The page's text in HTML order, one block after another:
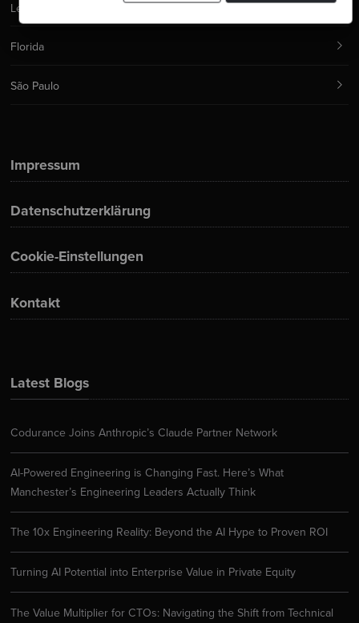
Latest Blogs
Codurance Joins Anthropic’s Claude Partner Network
AI-Powered Engineering is Changing Fast. Here’s What
Manchester’s Engineering Leaders Actually Think
The 10x Engineering Reality: Beyond the AI Hype to Proven ROI
Turning AI Potential into Enterprise Value in Private Equity
The Value Multiplier for CTOs: Navigating the Shift from Technical
Impressum
Datenschutzerklärung
Cookie-Einstellungen
Kontakt
Leeds
Florida
São Paulo